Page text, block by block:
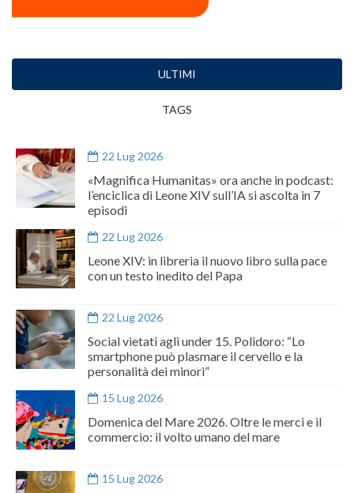
ULTIMI
TAGS
22 Lug 2026
«Magnifica Humanitas» ora anche in podcast:
l’enciclica di Leone XIV sull’IA si ascolta in 7
episodi
22 Lug 2026
Leone XIV: in libreria il nuovo libro sulla pace
con un testo inedito del Papa
22 Lug 2026
Social vietati agli under 15. Polidoro: “Lo
smartphone può plasmare il cervello e la
personalità dei minori”
15 Lug 2026
Domenica del Mare 2026. Oltre le merci e il
commercio: il volto umano del mare
15 Lug 2026